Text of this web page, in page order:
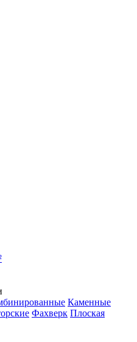
Каменные
Фахверк Плоская